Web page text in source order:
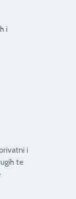
i
i
te